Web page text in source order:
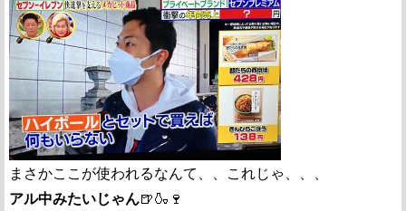
まさかここが使われるなんて、、これじゃ、、、
アル中みたいじゃん🍺🍶🍷